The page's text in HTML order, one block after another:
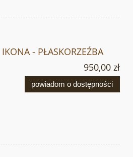
- PŁASKORZEŹBA
950,00 zł
powiadom o dostępności